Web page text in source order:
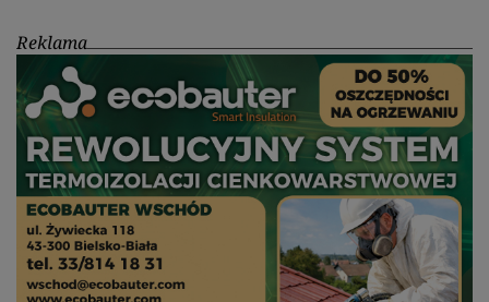
Reklama